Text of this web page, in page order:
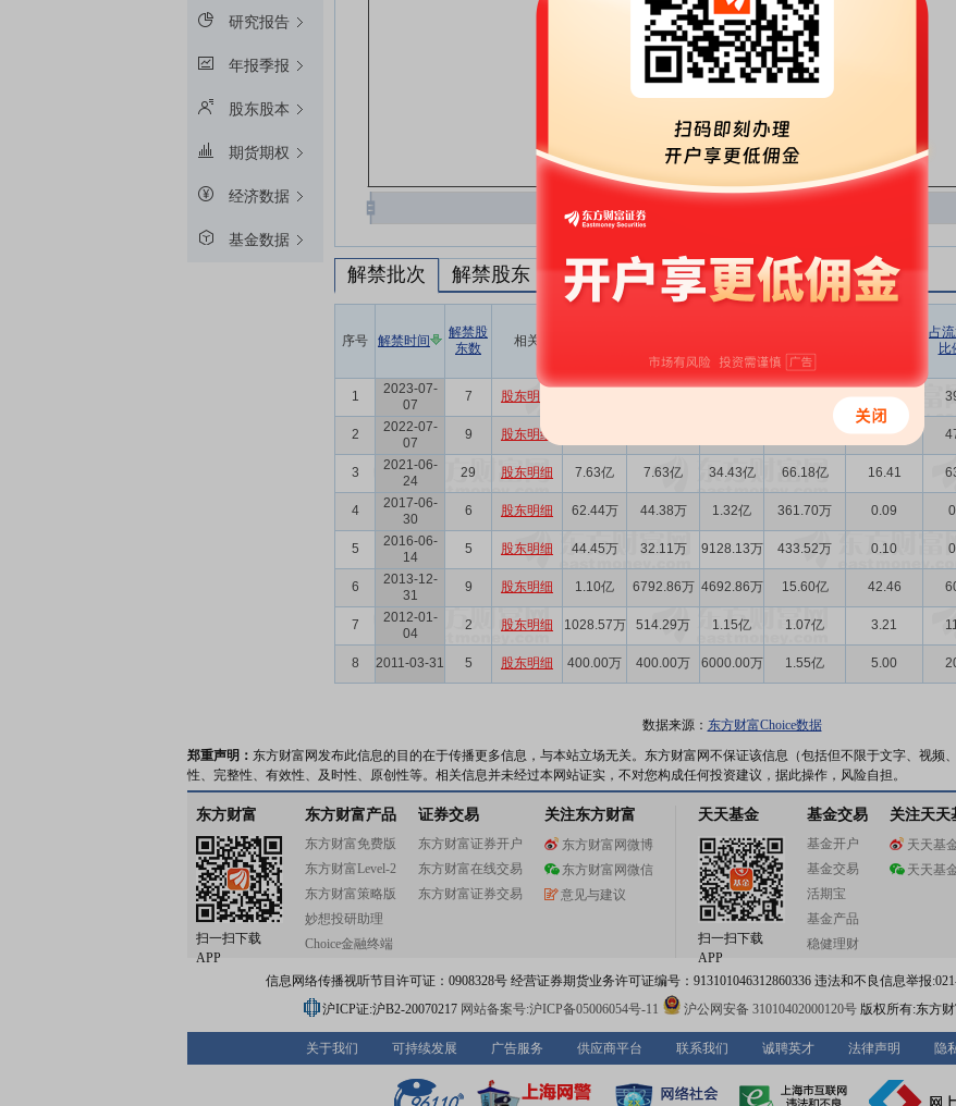
研究报告
年报季报
股东股本
期货期权
经济数据
基金数据
解禁批次 解禁股东
序号 解禁时间
解禁股
东数
相关
占
比
1
2023-07-
07
7 股东明细 32.86
2
2022-07-
07
9 股东明细 23.42
3
2021-06-
24
29 股东明细 7.63亿 7.63亿 34.43亿 66.18亿 16.41
4
2017-06-
30
6 股东明细 62.44万 44.38万 1.32亿 361.70万 0.09
5
2016-06-
14
5 股东明细 44.45万 32.11万 9128.13万 433.52万 0.10
6
2013-12-
31
9 股东明细 1.10亿 6792.86万 4692.86万 15.60亿 42.46
7
2012-01-
04
2 股东明细 1028.57万 514.29万 1.15亿 1.07亿 3.21
8 2011-03-31 5 股东明细 400.00万 400.00万 6000.00万 1.55亿 5.00
数据来源： 东方财富Choice数据
郑重声明： 东方财富网发布此信息的目的在于传播更多信息，与本站立场无关。东方财富网不保证该信息（包括但不限于文字、视频
性、完整性、有效性、及时性、原创性等。相关信息并未经过本网站证实，不对您构成任何投资建议，据此操作，风险自担。
东方财富
扫一扫下载
APP
东方财富产品
东方财富免费版
东方财富Level-2
东方财富策略版
妙想投研助理
Choice金融终端
证券交易
东方财富证券开户
东方财富在线交易
东方财富证券交易
关注东方财富
东方财富网微博
东方财富网微信
意见与建议
天天基金
扫一扫下载
APP
基金交易
基金开户
基金交易
活期宝
基金产品
稳健理财
关注天天
天天基
天天基
信息网络传播视听节目许可证：0908328号 经营证券期货业务许可证编号：913101046312860336 违法和不良信息举报
沪ICP证:沪B2-20070217 网站备案号:沪ICP备05006054号-11 沪公网安备 31010402000120号版权所有:东方财
关于我们 可持续发展 广告服务 供应商平台 联系我们 诚聘英才 法律声明 隐